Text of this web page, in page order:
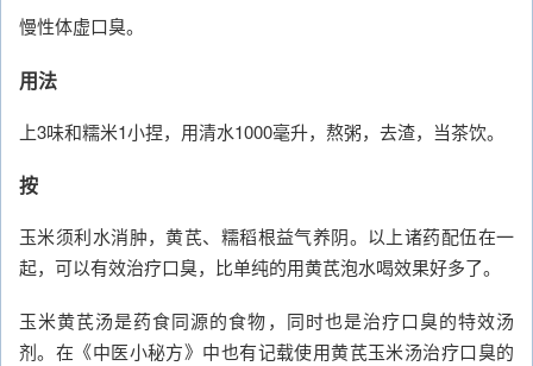
慢性体虚口臭。
用法
上3味和糯米1小捏，用清水1000毫升，熬粥，去渣，当茶饮。
按
玉米须利水消肿，黄芪、糯稻根益气养阴。以上诸药配伍在一
起，可以有效治疗口臭，比单纯的用黄芪泡水喝效果好多了。
玉米黄芪汤是药食同源的食物，同时也是治疗口臭的特效汤
剂。在《中医小秘方》中也有记载使用黄芪玉米汤治疗口臭的